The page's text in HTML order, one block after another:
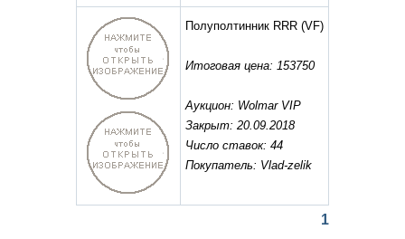
Полуполтинник RRR (VF)
Итоговая цена: 153750
Аукцион: Wolmar VIP
Закрыт: 20.09.2018
Число ставок: 44
Покупатель: Vlad-zelik
1